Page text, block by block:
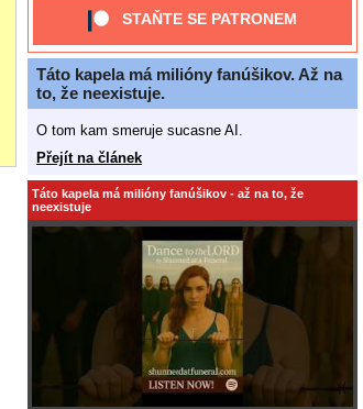
STAŇTE SE PATRONEM
Táto kapela má milióny fanúšikov. Až na
to, že neexistuje.
O tom kam smeruje sucasne AI.
Přejít na článek
Táto kapela má milióny fanúšikov - až na to, že
neexistuje